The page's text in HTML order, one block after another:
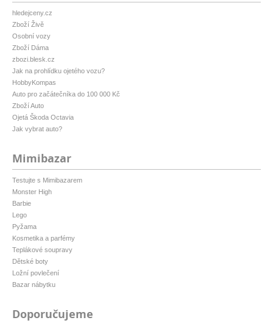
hledejceny.cz
Zboží Živě
Osobní vozy
Zboží Dáma
zbozi.blesk.cz
Jak na prohlídku ojetého vozu?
HobbyKompas
Auto pro začátečníka do 100 000 Kč
Zboží Auto
Ojetá Škoda Octavia
Jak vybrat auto?
Mimibazar
Testujte s Mimibazarem
Monster High
Barbie
Lego
Pyžama
Kosmetika a parfémy
Teplákové soupravy
Dětské boty
Ložní povlečení
Bazar nábytku
Doporučujeme